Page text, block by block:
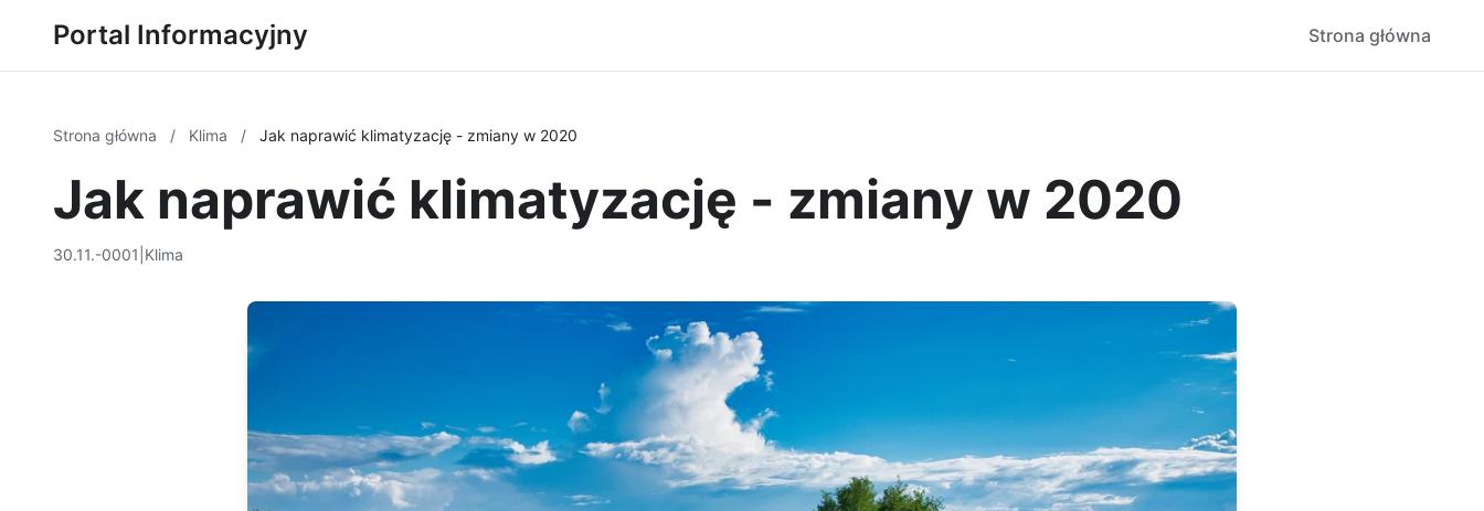
Portal Informacyjny Strona główna
Strona główna / Klima / Jak naprawić klimatyzację - zmiany w 2020
Jak naprawić klimatyzację - zmiany w 2020
30.11.-0001 Klima